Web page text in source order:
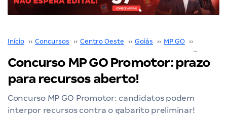
Início ›› Concursos ›› Centro Oeste ›› Goiás ›› MP GO ››
Concurso MP GO Promotor: prazo
para recursos aberto!
Concurso MP GO Promotor: candidatos podem
interpor recursos contra o gabarito preliminar!